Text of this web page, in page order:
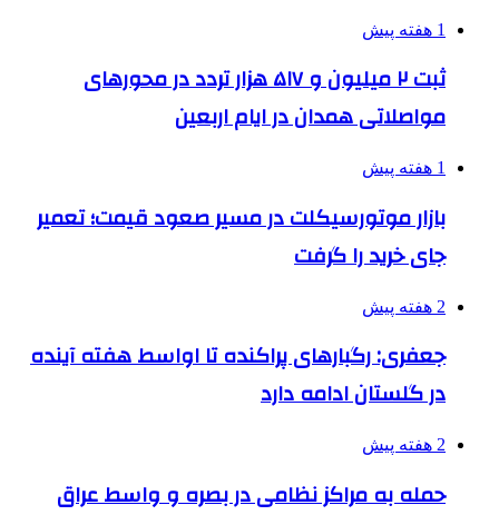
1 هفته پیش
ثبت ۲ میلیون و ۵۱۷ هزار تردد در محورهای
مواصلاتی همدان در ایام اربعین
1 هفته پیش
بازار موتورسیکلت در مسیر صعود قیمت؛ تعمیر
جای خرید را گرفت
2 هفته پیش
جعفری: رگبارهای پراکنده تا اواسط هفته آینده
در گلستان ادامه دارد
2 هفته پیش
حمله به مراکز نظامی در بصره و واسط عراق